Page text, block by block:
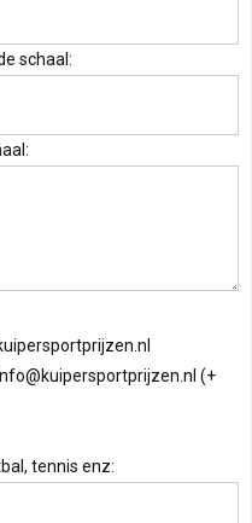
schaal:
(+
tennis enz: